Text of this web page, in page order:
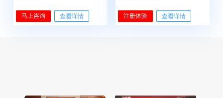
马上咨询 查看详情 注册体验 查看详情